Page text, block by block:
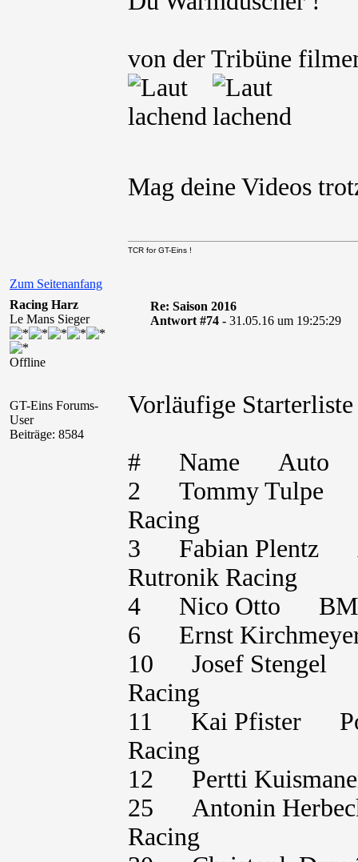
von der Tribüne
Mag deine Videos
Zum Seitenanfang
TCR for GT-Eins !
Racing Harz
Le Mans Sieger
Offline
GT-Eins Forums-
User
Beiträge: 8584
Re: Saison 2016
Antwort #74 - 31.05.16 um 19:25:29
Vorläufige
# Name Auto
2 Tommy Tulpe
Racing
3 Fabian Plentz
Rutronik Racing
4 Nico Otto
6 Ernst
10 Josef Stengel
Racing
11 Kai Pfister
Racing
12 Pertti
25 Antonin
Racing